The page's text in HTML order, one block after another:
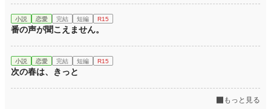
小説 恋愛 完結 短編 R15
番の声が聞こえません。
小説 恋愛 完結 短編 R15
次の春は、きっと
もっと見る